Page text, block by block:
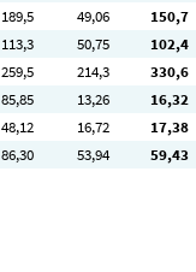
189,5 49,06 150,7
113,3 50,75 102,4
259,5 214,3 330,6
85,85 13,26 16,32
48,12 16,72 17,38
86,30 53,94 59,43